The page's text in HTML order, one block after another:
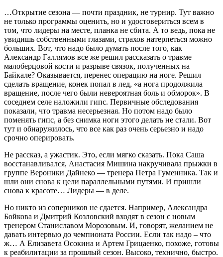
…Открытие сезона — почти праздник, не турнир. Тут важно
не только программы оценить, но и удостовериться всем в
том, что лидеры на месте, планка не сбита. А то ведь, пока не
увидишь собственными глазами, страхов натерпеться можно
больших. Вот, что надо было думать после того, как
Александр Галлямов все же решил рассказать о травме
малоберцовой кости и разрыве связок, полученных на
Байкале? Оказывается, перенес операцию на ноге. Решил
сделать вращение, конек попал в лед, «а нога продолжила
вращение, после чего были невероятная боль и обморок». В
соседнем селе наложили гипс. Первичные обследования
показали, что травма несерьезная. Но потом надо было
поменять гипс, а без снимка ноги этого делать не стали. Вот
тут и обнаружилось, что все как раз очень серьезно и надо
срочно оперировать.
Не рассказ, а ужастик. Это, если мягко сказать. Пока Саша
восстанавливался, Анастасия Мишина накручивала прыжки в
группе Вероники Дайнеко — тренера Петра Гуменника. Так и
шли они снова к цели параллельными путями. И пришли
снова к красоте… Лидеры — в деле.
Но никто из соперников не сдается. Например, Александра
Бойкова и Дмитрий Козловский входят в сезон с новым
тренером Станиславом Морозовым. И, говорят, желанием не
давать интервью до чемпионата России. Если так надо – что
ж… А Елизавета Осокина и Артем Грицаенко, похоже, готовы
к реабилитации за прошлый сезон. Высоко, технично, быстро.